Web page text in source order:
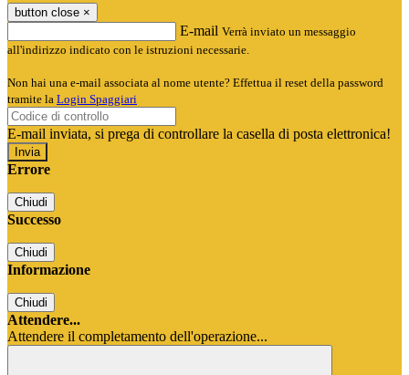
button close ×
E-mail Verrà inviato un messaggio
all'indirizzo indicato con le istruzioni necessarie.
Non hai una e-mail associata al nome utente? Effettua il reset della password
tramite la Login Spaggiari
E-mail inviata, si prega di controllare la casella di posta elettronica!
Errore
Chiudi
Successo
Chiudi
Informazione
Chiudi
Attendere...
Attendere il completamento dell'operazione...